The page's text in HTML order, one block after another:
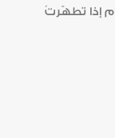
إذا تطهّرتُ